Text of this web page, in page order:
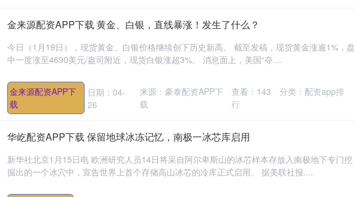
金来源配资APP下载 黄金、白银，直线暴涨！发生了什么？
今日（1月19日），现货黄金、白银价格继续创下历史新高。 截至发稿，现货黄金涨逾1%，盘
中一度涨至4690美元/盎司附近，现货白银涨超3%。 消息面上，美国“夺....
金来源配资APP下
载
日期：04-
26
来源：豪泰配资APP下
载
查看： 143 分类： 配资app排
行
华屹配资APP下载 保留地球冰冻记忆，南极一冰芯库启用
新华社北京1月15日电 欧洲研究人员14日将采自阿尔卑斯山的冰芯样本存放入南极地下专门挖
掘出的一个冰穴中，宣告世界上首个存储高山冰芯的冷库正式启用。 据美联社报....